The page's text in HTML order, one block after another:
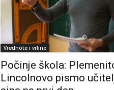
Vrednote i vrline
Počinje škola:
Lincolnovo pismo